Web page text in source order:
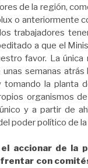
de la región,
o anteriormente
trabajadores
a que el
favor. La
semanas
la planta
organismos
y a partir de
poder político de
accionar de la
con